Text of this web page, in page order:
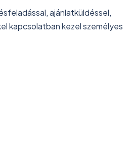
ajánlatküldéssel,
kapcsolatban kezel személyes